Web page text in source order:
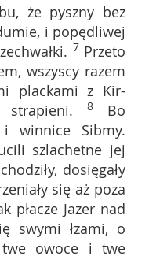
że pyszny bez
i popędliwej
7 Przeto
wszyscy razem
plackami z Kir-
8 Bo
winnice Sibmy.
szlachetne jej
dosięgały
się aż poza
płacze Jazer nad
swymi łzami, o
owoce i twe